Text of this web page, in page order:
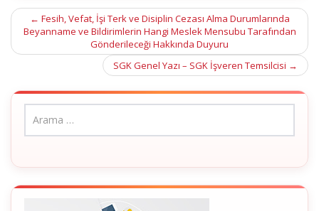
Post
navigation
← Fesih, Vefat, İşi Terk ve Disiplin Cezası Alma Durumlarında
Beyanname ve Bildirimlerin Hangi Meslek Mensubu Tarafından
Gönderileceği Hakkında Duyuru
SGK Genel Yazı – SGK İşveren Temsilcisi →